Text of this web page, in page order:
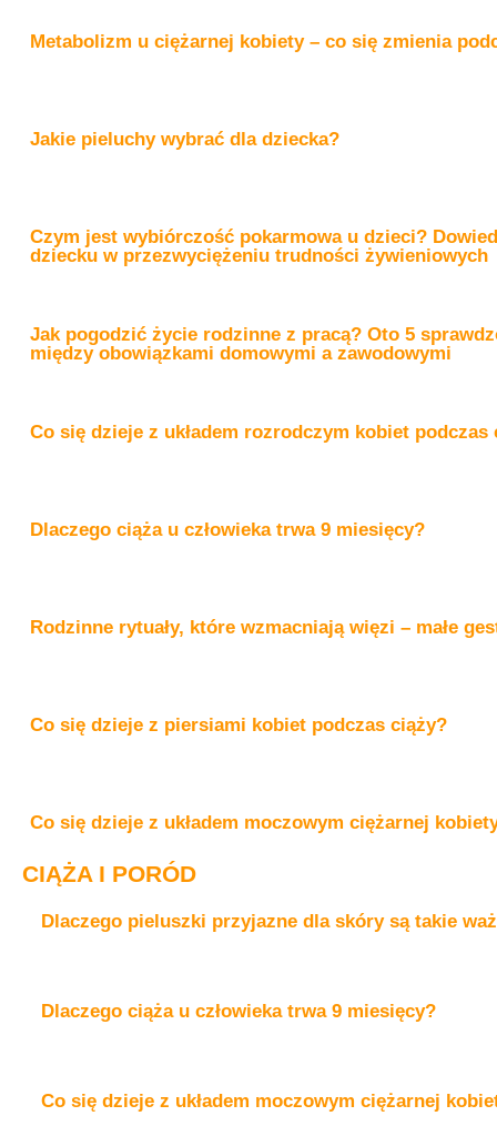
Metabolizm u ciężarnej kobiety – co się zmienia
Jakie pieluchy wybrać dla dziecka?
Czym jest wybiórczość pokarmowa u dzieci?
dziecku w przezwyciężeniu trudności żywieniowych
Jak pogodzić życie rodzinne z pracą? Oto 5
między obowiązkami domowymi a zawodowymi
Co się dzieje z układem rozrodczym kobiet podczas
Dlaczego ciąża u człowieka trwa 9 miesięcy?
Rodzinne rytuały, które wzmacniają więzi – małe
Co się dzieje z piersiami kobiet podczas ciąży?
Co się dzieje z układem moczowym ciężarnej
CIĄŻA I PORÓD
Dlaczego pieluszki przyjazne dla skóry są takie
Dlaczego ciąża u człowieka trwa 9 miesięcy?
Co się dzieje z układem moczowym ciężarnej